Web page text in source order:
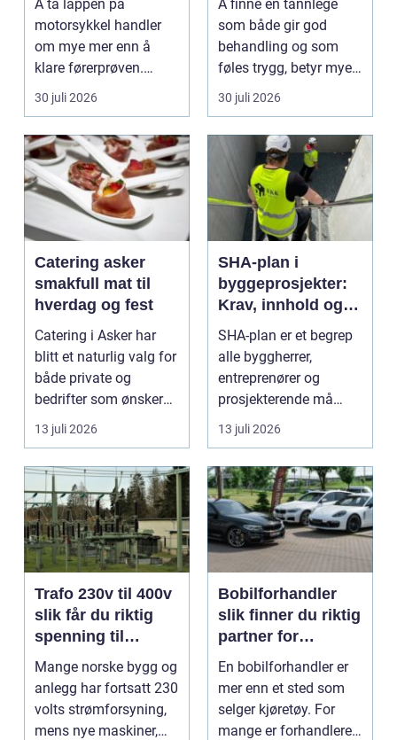
Å ta lappen på
motorsykkel handler
om mye mer enn å
klare førerprøven.
Mange ønsker
frihetsfølelsen ...
30 juli 2026
Å finne en tannlege
som både gir god
behandling og som
føles trygg, betyr mye
for de fleste. Mange
ø...
30 juli 2026
Catering asker
smakfull mat til
hverdag og fest
Catering i Asker har
blitt et naturlig valg for
både private og
bedrifter som ønsker
god mat uten st...
13 juli 2026
SHA-plan i
byggeprosjekter:
Krav, innhold og
praktisk nytte
SHA-plan er et begrep
alle byggherrer,
entreprenører og
prosjekterende må
forholde seg ...
13 juli 2026
Trafo 230v til 400v
slik får du riktig
spenning til
moderne utstyr
Mange norske bygg og
anlegg har fortsatt 230
volts strømforsyning,
mens nye maskiner,
Bobilforhandler
slik finner du riktig
partner for
feriedrømmen
En bobilforhandler er
mer enn et sted som
selger kjøretøy. For
mange er forhandleren